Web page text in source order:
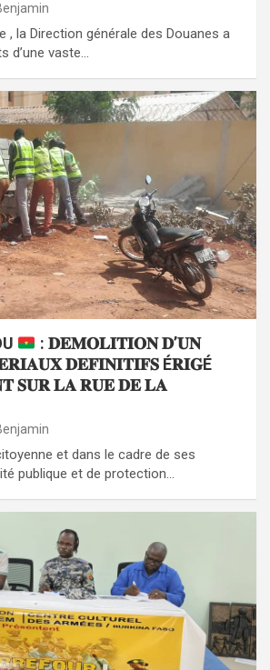
, la Direction générale des Douanes a
d’une vaste…
: 𝐃𝐄𝐌𝐎𝐋𝐈𝐓𝐈𝐎𝐍 𝐃’𝐔𝐍
𝐃𝐄𝐅𝐈𝐍𝐈𝐓𝐈𝐅𝐒 É𝐑𝐈𝐆É
𝐒𝐔𝐑 𝐋𝐀 𝐑𝐔𝐄 𝐃𝐄 𝐋𝐀
et dans le cadre de ses
publique et de protection…